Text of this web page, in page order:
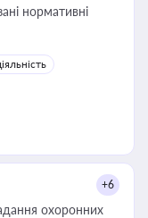
нормативні
+6
охоронних